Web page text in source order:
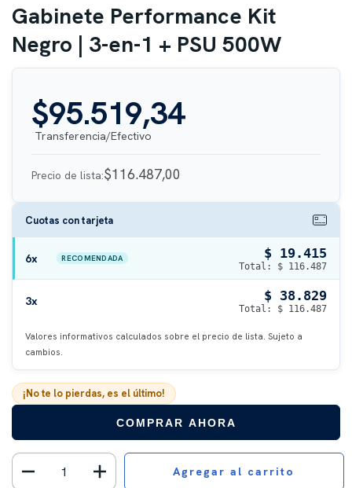
Gabinete Performance Kit
Negro | 3-en-1 + PSU 500W
$95.519,34
Precio de lista:$116.487,00
Cuotas con tarjeta
6x RECOMENDADA $ 19.415
Total: $ 116.487
3x $ 38.829
Total: $ 116.487
Valores informativos calculados sobre el precio de lista. Sujeto a
cambios.
¡No te lo pierdas, es el último!
COMPRAR AHORA